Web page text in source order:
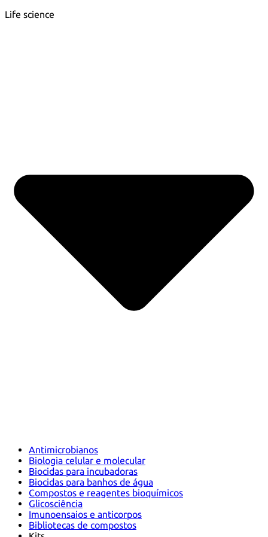
Life science
Antimicrobianos
Biologia celular e molecular
Biocidas para incubadoras
Biocidas para banhos de água
Compostos e reagentes bioquímicos
Glicosciência
Imunoensaios e anticorpos
Bibliotecas de compostos